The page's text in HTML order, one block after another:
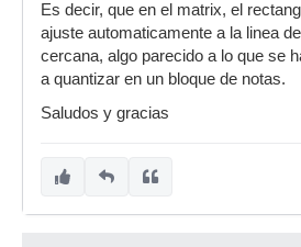
Es decir, que en el matrix, el
ajuste automaticamente a la linea
cercana, algo parecido a lo que se
a quantizar en un bloque de notas.
Saludos y gracias